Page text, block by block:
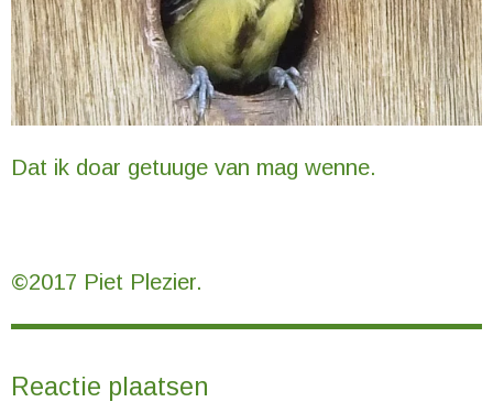
Dat ik doar getuuge van mag wenne.
©2017 Piet Plezier.
Reactie plaatsen